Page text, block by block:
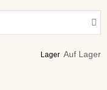
Lager Auf Lager